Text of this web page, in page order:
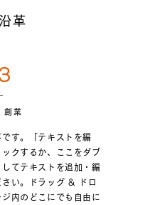
革
創業
です。「テキストを編
クするか、ここをダブ
してテキストを追加・編
さい。ドラッグ & ドロ
ジ内のどこにでも自由に